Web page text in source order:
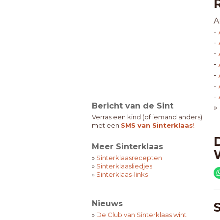
Bericht van de Sint
Verras een kind (of iemand anders)
met een SMS van Sinterklaas!
Meer Sinterklaas
» Sinterklaasrecepten
» Sinterklaasliedjes
» Sinterklaas-links
Nieuws
» De Club van Sinterklaas wint
-
-
-
-
-
-
-
»